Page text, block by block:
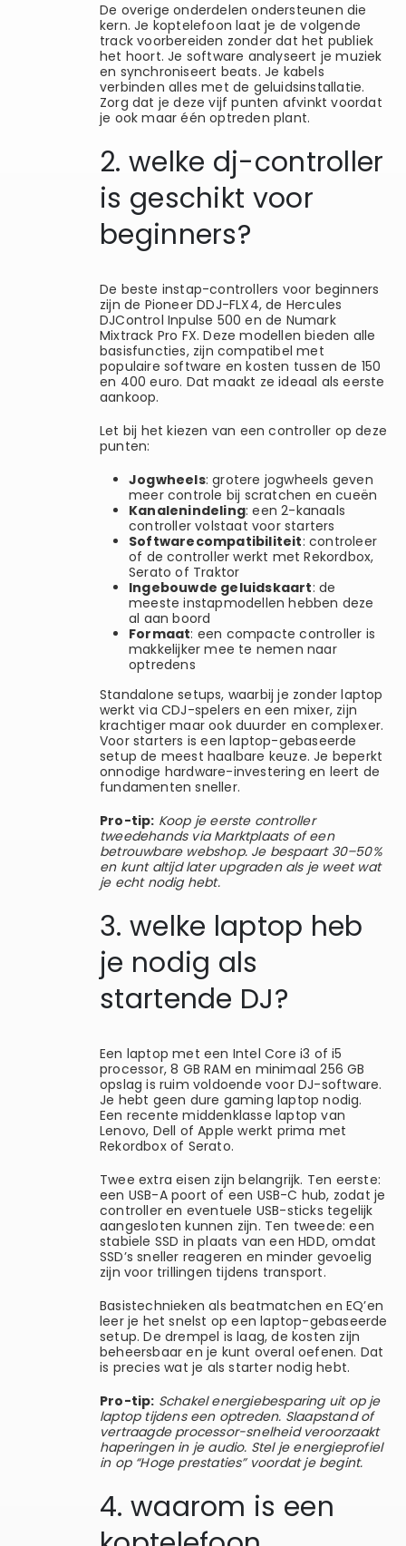
De overige onderdelen ondersteunen die
kern. Je koptelefoon laat je de volgende
track voorbereiden zonder dat het publiek
het hoort. Je software analyseert je muziek
en synchroniseert beats. Je kabels
verbinden alles met de geluidsinstallatie.
Zorg dat je deze vijf punten afvinkt voordat
je ook maar één optreden plant.
2. welke dj-controller
is geschikt voor
beginners?
De beste instap-controllers voor beginners
zijn de Pioneer DDJ-FLX4, de Hercules
DJControl Inpulse 500 en de Numark
Mixtrack Pro FX. Deze modellen bieden alle
basisfuncties, zijn compatibel met
populaire software en kosten tussen de 150
en 400 euro. Dat maakt ze ideaal als eerste
aankoop.
Let bij het kiezen van een controller op deze
punten:
Jogwheels: grotere jogwheels geven
meer controle bij scratchen en cueën
Kanalenindeling: een 2-kanaals
controller volstaat voor starters
Softwarecompatibiliteit: controleer
of de controller werkt met Rekordbox,
Serato of Traktor
Ingebouwde geluidskaart: de
meeste instapmodellen hebben deze
al aan boord
Formaat: een compacte controller is
makkelijker mee te nemen naar
optredens
Standalone setups, waarbij je zonder laptop
werkt via CDJ-spelers en een mixer, zijn
krachtiger maar ook duurder en complexer.
Voor starters is een laptop-gebaseerde
setup de meest haalbare keuze. Je beperkt
onnodige hardware-investering en leert de
fundamenten sneller.
Pro-tip: Koop je eerste controller
tweedehands via Marktplaats of een
betrouwbare webshop. Je bespaart 30–50%
en kunt altijd later upgraden als je weet wat
je echt nodig hebt.
3. welke laptop heb
je nodig als
startende DJ?
Een laptop met een Intel Core i3 of i5
processor, 8 GB RAM en minimaal 256 GB
opslag is ruim voldoende voor DJ-software.
Je hebt geen dure gaming laptop nodig.
Een recente middenklasse laptop van
Lenovo, Dell of Apple werkt prima met
Rekordbox of Serato.
Twee extra eisen zijn belangrijk. Ten eerste:
een USB-A poort of een USB-C hub, zodat je
controller en eventuele USB-sticks tegelijk
aangesloten kunnen zijn. Ten tweede: een
stabiele SSD in plaats van een HDD, omdat
SSD’s sneller reageren en minder gevoelig
zijn voor trillingen tijdens transport.
Basistechnieken als beatmatchen en EQ’en
leer je het snelst op een laptop-gebaseerde
setup. De drempel is laag, de kosten zijn
beheersbaar en je kunt overal oefenen. Dat
is precies wat je als starter nodig hebt.
Pro-tip: Schakel energiebesparing uit op je
laptop tijdens een optreden. Slaapstand of
vertraagde processor-snelheid veroorzaakt
haperingen in je audio. Stel je energieprofiel
in op “Hoge prestaties” voordat je begint.
4. waarom is een